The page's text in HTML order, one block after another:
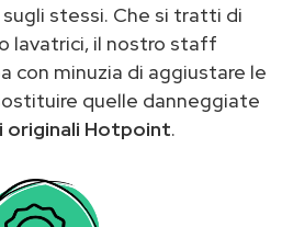
sugli stessi. Che si tratti di
lavatrici, il nostro staff
con minuzia di aggiustare le
quelle danneggiate
originali Hotpoint.